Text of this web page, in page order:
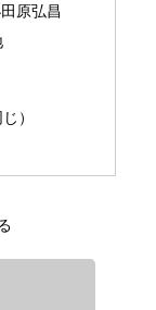
原弘昌
）
、内容の
タを指しま